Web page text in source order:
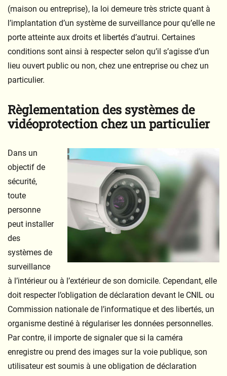
(maison ou entreprise), la loi demeure très stricte quant à
l’implantation d’un système de surveillance pour qu’elle ne
porte atteinte aux droits et libertés d’autrui. Certaines
conditions sont ainsi à respecter selon qu’il s’agisse d’un
lieu ouvert public ou non, chez une entreprise ou chez un
particulier.
Règlementation des systèmes de
vidéoprotection chez un particulier
Dans un
objectif de
sécurité,
toute
personne
peut installer
des
systèmes de
surveillance
à l’intérieur ou à l’extérieur de son domicile. Cependant, elle
doit respecter l’obligation de déclaration devant le CNIL ou
Commission nationale de l’informatique et des libertés, un
organisme destiné à régulariser les données personnelles.
Par contre, il importe de signaler que si la caméra
enregistre ou prend des images sur la voie publique, son
utilisateur est soumis à une obligation de déclaration